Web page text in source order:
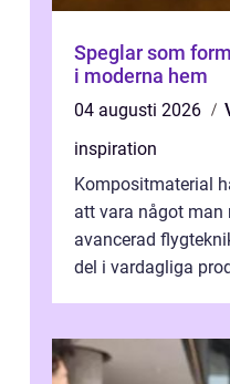
Speglar som
i moderna hem
04 augusti 2026
inspiration
Kompositmaterial
att vara något man
avancerad
del i vardagliga